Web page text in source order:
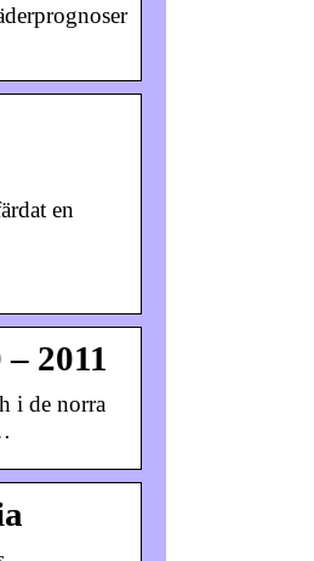
en
2011
i de norra